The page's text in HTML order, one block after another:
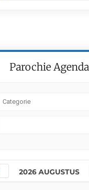
Parochie Agenda
2026 AUGUSTUS